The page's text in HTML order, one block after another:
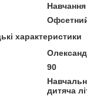
характеристики
90
дитяча